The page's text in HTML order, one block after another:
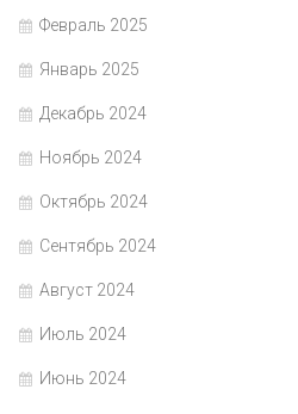
Февраль 2025
Январь 2025
Декабрь 2024
Ноябрь 2024
Октябрь 2024
Сентябрь 2024
Август 2024
Июль 2024
Июнь 2024